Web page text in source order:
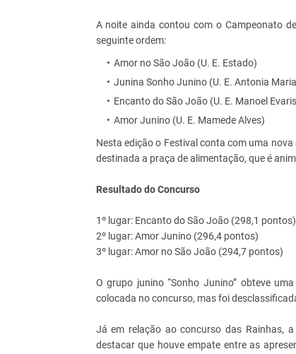
A noite ainda contou com o Campeonato
seguinte ordem:
Amor no São João (U. E. Estado)
Junina Sonho Junino (U. E. Antonia
Encanto do São João (U. E. Manoel
Amor Junino (U. E. Mamede Alves)
Nesta edição o Festival conta com uma
destinada a praça de alimentação, que é
Resultado do Concurso
1º lugar: Encanto do São João (298,1 pontos)
2º lugar: Amor Junino (296,4 pontos)
3º lugar: Amor no São João (294,7 pontos)
O grupo junino “Sonho Junino” obteve
colocada no concurso, mas foi
Já em relação ao concurso das Rainhas,
destacar que houve empate entre as